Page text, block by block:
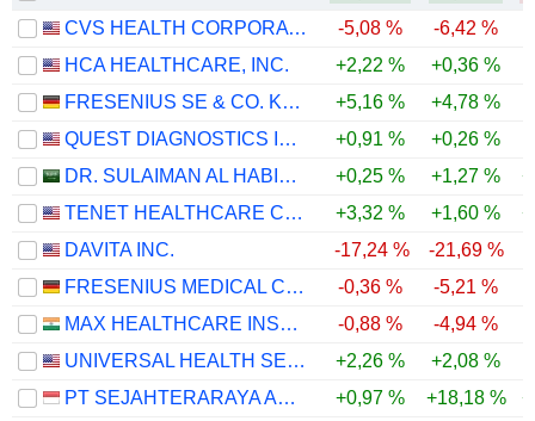
CVS HEALTH CORPORATION
-5,08 % -6,42 %
HCA HEALTHCARE, INC.
+2,22 % +0,36 %
FRESENIUS SE & CO. KGAA
+5,16 % +4,78 %
QUEST DIAGNOSTICS INCORPORATED
+0,91 % +0,26 %
DR. SULAIMAN AL HABIB MEDICAL SERVICES GROUP COMPANY
+0,25 % +1,27 %
TENET HEALTHCARE CORPORATION
+3,32 % +1,60 %
DAVITA INC.
-17,24 % -21,69 %
FRESENIUS MEDICAL CARE AG
-0,36 % -5,21 %
MAX HEALTHCARE INSTITUTE LIMITED
-0,88 % -4,94 %
UNIVERSAL HEALTH SERVICES, INC.
+2,26 % +2,08 %
PT SEJAHTERARAYA ANUGRAHJAYA TBK
+0,97 % +18,18 %